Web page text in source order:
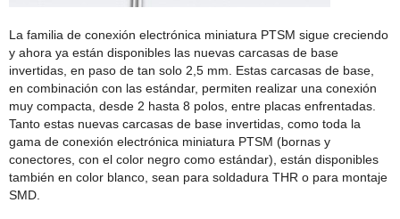
La familia de conexión electrónica miniatura PTSM sigue creciendo
y ahora ya están disponibles las nuevas carcasas de base
invertidas, en paso de tan solo 2,5 mm. Estas carcasas de base,
en combinación con las estándar, permiten realizar una conexión
muy compacta, desde 2 hasta 8 polos, entre placas enfrentadas.
Tanto estas nuevas carcasas de base invertidas, como toda la
gama de conexión electrónica miniatura PTSM (bornas y
conectores, con el color negro como estándar), están disponibles
también en color blanco, sean para soldadura THR o para montaje
SMD.